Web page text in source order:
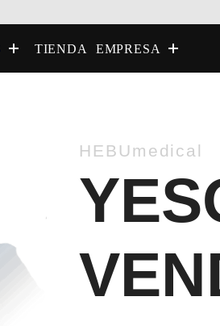
TIENDA EMPRESA
HEBUmedical